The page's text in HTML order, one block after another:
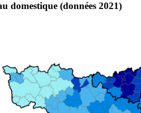
domestique (données 2021)